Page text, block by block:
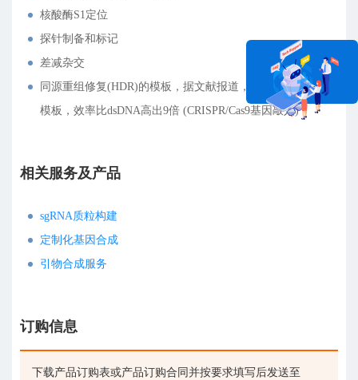
核酸酶S1定位
探针制备和标记
差减杂交
同源重组修复(HDR)的模板，据文献报道，ssDNA作为修复
模板，效率比dsDNA高出9倍 (CRISPR/Cas9基因敲入)
相关服务及产品
sgRNA质粒构建
定制化基因合成
引物合成服务
订购信息
下载产品订购表或产品订购合同并按要求填写后发送至